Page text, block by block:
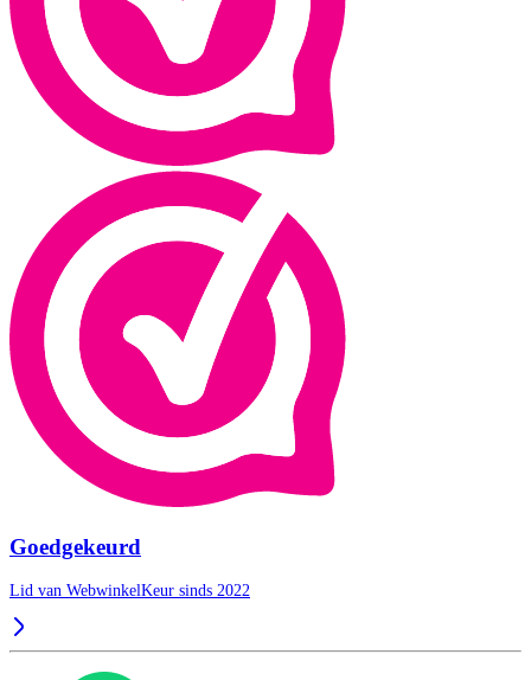
Goedgekeurd
Lid van WebwinkelKeur sinds 2022